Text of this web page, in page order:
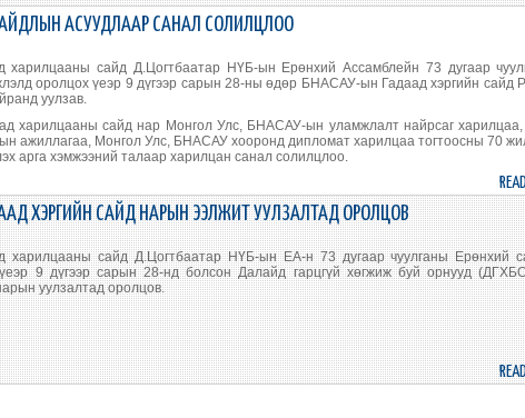
АСУУДЛААР САНАЛ СОЛИЛЦЛОО
харилцааны сайд Д.Цогтбаатар НҮБ-ын Ерөнхий Ассамблейн 73 дугаар
оролцох үеэр 9 дүгээр сарын 28-ны өдөр БНАСАУ-ын Гадаад хэргийн сайд
уулзав.
харилцааны сайд нар Монгол Улс, БНАСАУ-ын уламжлалт найрсаг
ажиллагаа, Монгол Улс, БНАСАУ хооронд дипломат харилцаа тогтоосны 70
арга хэмжээний талаар харилцан санал солилцлоо.
ХЭРГИЙН САЙД НАРЫН ЭЭЛЖИТ УУЛЗАЛТАД ОРОЛЦОВ
харилцааны сайд Д.Цогтбаатар НҮБ-ын ЕА-н 73 дугаар чуулганы Ерөнхий
9 дүгээр сарын 28-нд болсон Далайд гарцгүй хөгжиж буй орнууд
уулзалтад оролцов.